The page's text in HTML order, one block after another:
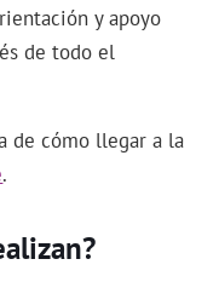
y apoyo
de todo el
de cómo llegar a la
.